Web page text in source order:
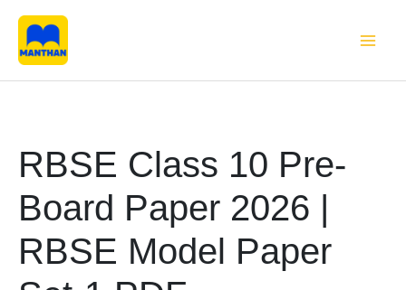
content
RBSE Class 10 Pre-
Board Paper 2026 |
RBSE Model Paper
₹149.00.₹0.00.
Class
10
Pre-
|
RBSE
Model
Paper
Set-
1